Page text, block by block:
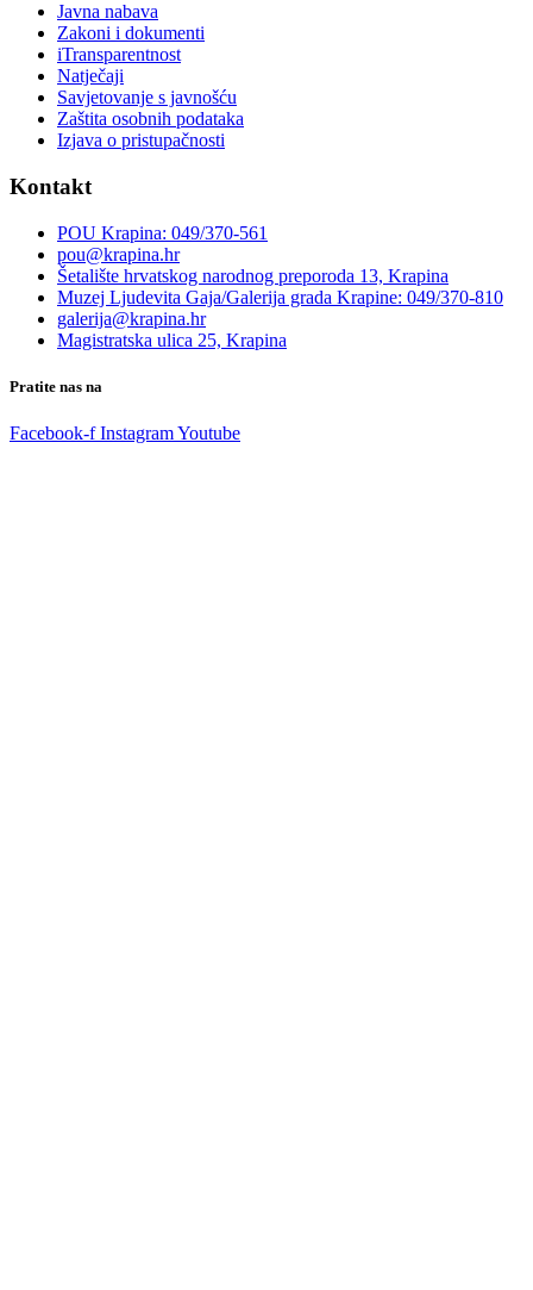
Javna nabava
Zakoni i dokumenti
iTransparentnost
Natječaji
Savjetovanje s javnošću
Zaštita osobnih podataka
Izjava o pristupačnosti
Kontakt
POU Krapina: 049/370-561
pou@krapina.hr
Šetalište hrvatskog narodnog preporoda 13, Krapina
Muzej Ljudevita Gaja/Galerija grada Krapine: 049/370-810
galerija@krapina.hr
Magistratska ulica 25, Krapina
Pratite nas na
Facebook-f InstagramYoutube